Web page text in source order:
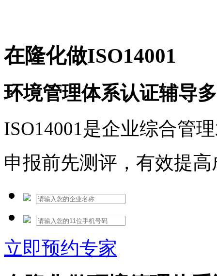
在隆化做ISO14001
环境管理体系认证辅导
ISO14001是企业综合管
申报前先测评，有效提
立即预约专家